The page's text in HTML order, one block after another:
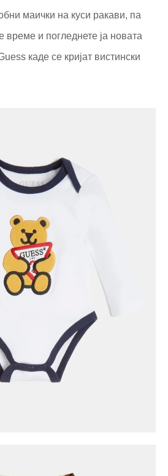
маички на куси ракави, па
време и погледнете ја новата
каде се кријат вистински